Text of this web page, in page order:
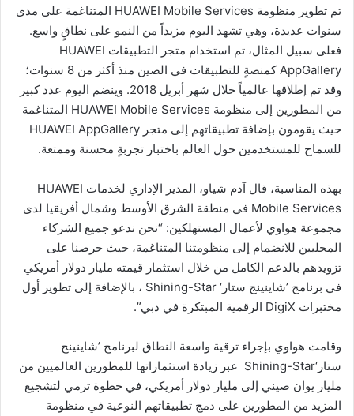
تم تطوير منظومة HUAWEI Mobile Services المتناغمة على مدى
سنوات عديدة، وهي تشهد اليوم مزيداً من النمو على نطاقٍ واسع.
فعلى سبيل المثال، تم استخدام متجر التطبيقات HUAWEI
AppGallery كمنصةٍ للتطبيقات في الصين منذ أكثر من 8 سنوات؛
وقد تم إطلاقها عالمياً خلال شهر أبريل 2018. وينضم اليوم عدد كبير
من المطورين إلى منظومة HUAWEI Mobile Services المتناغمة
حيث يقومون بإضافة تطبيقاتهم إلى متجر HUAWEI AppGallery
للسماح للمستخدمين حول العالم باختبار تجربةٍ محسنة وممتعة.
بهذه المناسبة، قال آدم شياو، المدير الإداري لخدمات HUAWEI
Mobile Services في منطقة الشرق الأوسط وشمال أفريقيا لدى
مجموعة هواوي لأعمال المستهلكين: “نحن ندعو جميع الشركاء
المحليين للانضمام إلى منظومتنا المتناغمة، حيث حرصنا على
تزويدهم بالدعم الكامل من خلال استثمار قيمته مليار دولار أمريكي
في برنامج ’شاينينج ستار‘ Shining-Star ، بالإضافة إلى تطوير أول
مختبرات DigiX الرقمية المبتكرة في دبي”.
وقامت هواوي بإجراء ترقية واسعة النطاق لبرنامج ’شاينينج
ستار‘Shining-Star عبر زيادة استثماراتها للمطورين العالميين من
مليار يوان صيني إلى مليار دولار أمريكي، في خطوة ترمي لتشجيع
المزيد من المطورين على دمج تطبيقاتهم النوعية في منظومة